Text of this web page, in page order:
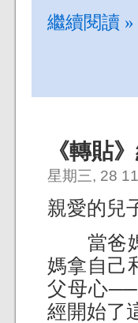
繼續閱讀 »
《轉貼
星期三, 28
親愛的兒
當爸媽
媽拿自己
父母心
經開始了